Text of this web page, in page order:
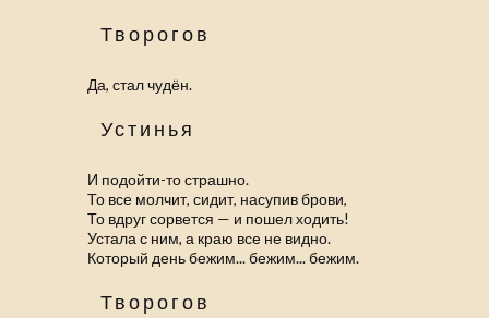
Творогов
Да, стал чудён.
Устинья
И подойти-то страшно.
То все молчит, сидит, насупив брови,
То вдруг сорвется — и пошел ходить!
Устала с ним, а краю все не видно.
Который день бежим... бежим... бежим.
Творогов